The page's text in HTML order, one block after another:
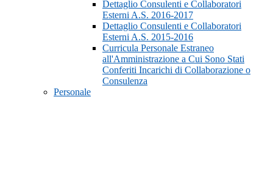
Dettaglio Consulenti e Collaboratori
Esterni A.S. 2016-2017
Dettaglio Consulenti e Collaboratori
Esterni A.S. 2015-2016
Curricula Personale Estraneo
all'Amministrazione a Cui Sono Stati
Conferiti Incarichi di Collaborazione o
Consulenza
Personale